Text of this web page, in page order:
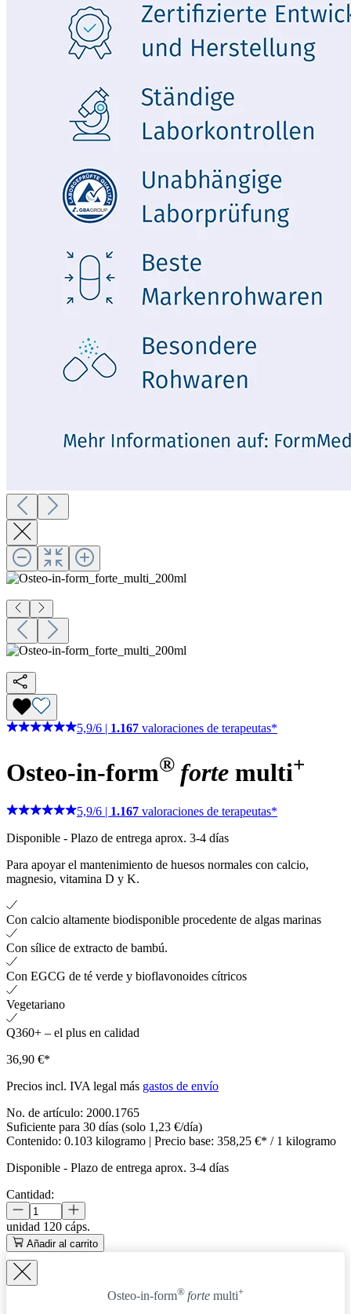
5,9/6 1.167 valoraciones de terapeutas*
Osteo-in-form® forte multi+
5,9/6 | 1.167 valoraciones de terapeutas*
Disponible - Plazo de entrega aprox. 3-4 días
Para apoyar el mantenimiento de huesos normales con calcio,
magnesio, vitamina D y K.
Con calcio altamente biodisponible procedente de algas marinas
Con sílice de extracto de bambú.
Con EGCG de té verde y bioflavonoides cítricos
Vegetariano
Q360+ – el plus en calidad
36,90 €*
Precios incl. IVA legal más gastos de envío
No. de artículo: 2000.1765
Suficiente para 30 días (solo 1,23 €/día)
Contenido: 0.103 kilogramo | Precio base: 358,25 €* / 1 kilogramo
Disponible - Plazo de entrega aprox. 3-4 días
Cantidad:
unidad 120 cáps.
Añadir al carrito
Osteo-in-form® forte multi+